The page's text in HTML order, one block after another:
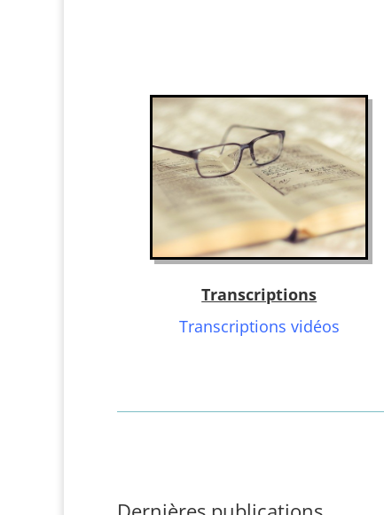
Transcriptions
Transcriptions vidéos